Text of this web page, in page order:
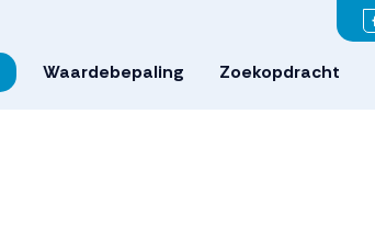
Waardebepaling Zoekopdracht